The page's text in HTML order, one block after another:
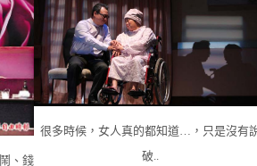
、錢
很多時候，女人真的都知道…，只是沒有
破..